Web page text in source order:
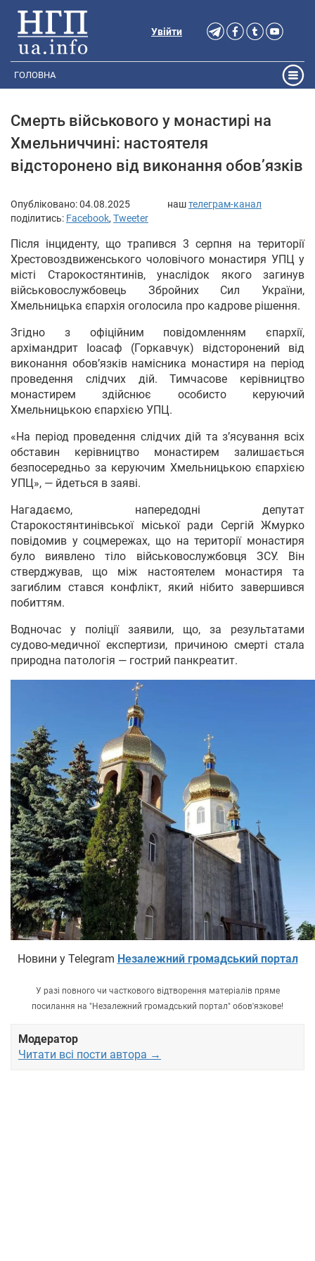
Увійти
ГОЛОВНА
Смерть військового у монастирі на
Хмельниччині: настоятеля
відсторонено від виконання обов’язків
Опубліковано:04.08.2025 наштелеграм-канал
поділитись: Facebook, Tweeter
Після інциденту, що трапився 3 серпня на території
Хрестовоздвиженського чоловічого монастиря УПЦ у
місті Старокостянтинів, унаслідок якого загинув
військовослужбовець Збройних Сил України,
Хмельницька єпархія оголосила про кадрове рішення.
Згідно з офіційним повідомленням єпархії,
архімандрит Іоасаф (Горкавчук) відсторонений від
виконання обов’язків намісника монастиря на період
проведення слідчих дій. Тимчасове керівництво
монастирем здійснює особисто керуючий
Хмельницькою єпархією УПЦ.
«На період проведення слідчих дій та зʼясування всіх
обставин керівництво монастирем залишається
безпосередньо за керуючим Хмельницькою єпархією
УПЦ», — йдеться в заяві.
Нагадаємо, напередодні депутат
Старокостянтинівської міської ради Сергій Жмурко
повідомив у соцмережах, що на території монастиря
було виявлено тіло військовослужбовця ЗСУ. Він
стверджував, що між настоятелем монастиря та
загиблим стався конфлікт, який нібито завершився
побиттям.
Водночас у поліції заявили, що, за результатами
судово-медичної експертизи, причиною смерті стала
природна патологія — гострий панкреатит.
Новини у Telegram Незалежний громадський портал
У разі повного чи часткового відтворення матеріалів пряме
посилання на "Незалежний громадський портал" обов'язкове!
Модератор
Читати всі пости автора →